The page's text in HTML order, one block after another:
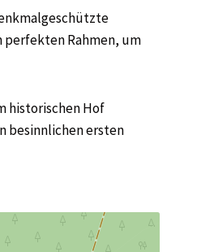
perfekten Rahmen, um
historischen Hof
besinnlichen ersten